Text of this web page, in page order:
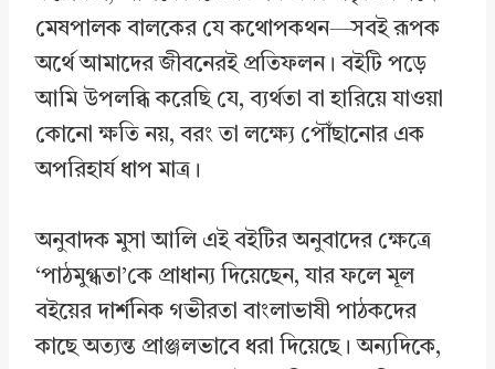
মেষপালক বালকের যে কথোপকথন—সবই রূপক
অর্থে আমাদের জীবনেরই প্রতিফলন। বইটি পড়ে
আমি উপলব্ধি করেছি যে, ব্যর্থতা বা হারিয়ে যাওয়া
কোনো ক্ষতি নয়, বরং তা লক্ষ্যে পৌঁছানোর এক
অপরিহার্য ধাপ মাত্র।
অনুবাদক মুসা আলি এই বইটির অনুবাদের ক্ষেত্রে
‘পাঠমুগ্ধতা’কে প্রাধান্য দিয়েছেন, যার ফলে মূল
বইয়ের দার্শনিক গভীরতা বাংলাভাষী পাঠকদের
কাছে অত্যন্ত প্রাঞ্জলভাবে ধরা দিয়েছে। অন্যদিকে,